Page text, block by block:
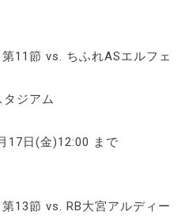
11節 vs. ちふれASエルフェ
ジアム
17日(金)12:00 まで
13節 vs. RB大宮アルディー